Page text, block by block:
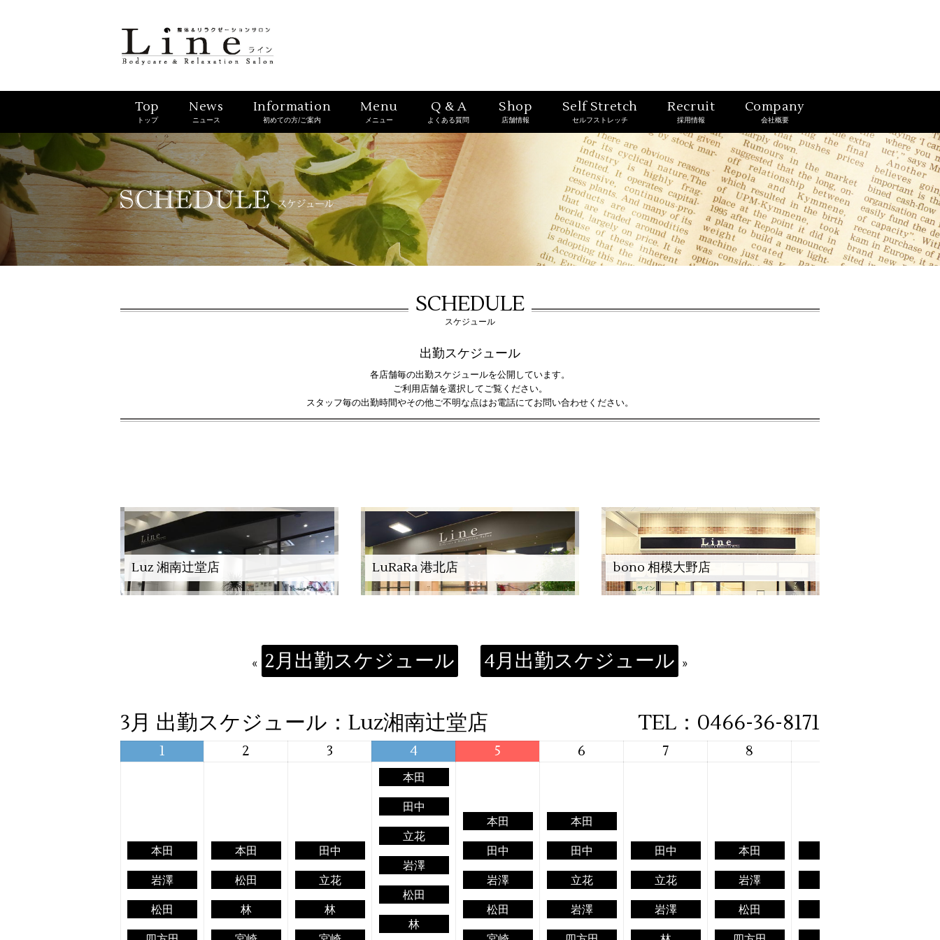
Top
トップ
News
ニュース
Information
初めての方/ご案内
Menu
メニュー
Q & A
よくある質問
Shop
店舗情報
Self Stretch
セルフストレッチ
Recruit
採用情報
Company
会社概要
SCHEDULE
スケジュール
出勤スケジュール
各店舗毎の出勤スケジュールを公開しています。
ご利用店舗を選択してご覧ください。
スタッフ毎の出勤時間やその他ご不明な点はお電話にてお問い合わせください。
Luz 湘南辻堂店 LuRaRa 港北店 bono 相模大野店
« 2月出勤スケジュール 4月出勤スケジュール »
3月 出勤スケジュール：Luz湘南辻堂店 TEL：0466-36-8171
1 2 3 4 5 6 7 8
本田
岩澤
松田
本田
松田
林
田中
立花
林
本田
田中
立花
岩澤
松田
林
本田
田中
岩澤
松田
本田
田中
立花
岩澤
田中
立花
岩澤
本田
岩澤
松田